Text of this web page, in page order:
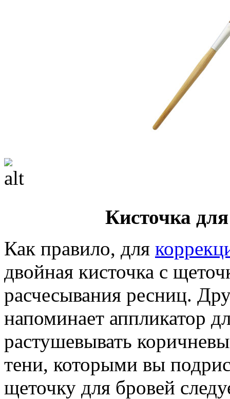
Кисточка
Как правило, для
двойная кисточка с
расчесывания ресниц.
напоминает аппликатор
растушевывать
тени, которыми вы
щеточку для бровей